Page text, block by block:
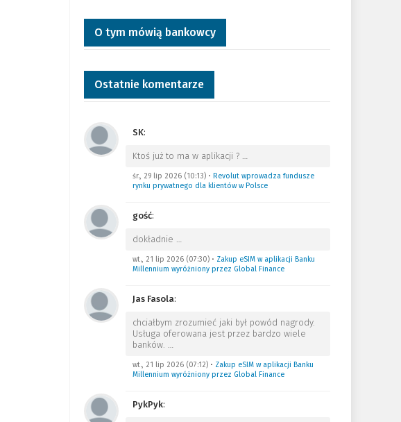
O tym mówią bankowcy
Ostatnie komentarze
SK:
Ktoś już to ma w aplikacji ? …
śr., 29 lip 2026 (10:13)• Revolut wprowadza fundusze
rynku prywatnego dla klientów w Polsce
gość:
dokładnie …
wt., 21 lip 2026 (07:30)• Zakup eSIM w aplikacji Banku
Millennium wyróżniony przez Global Finance
Jas Fasola:
chciałbym zrozumieć jaki był powód nagrody.
Usługa oferowana jest przez bardzo wiele
banków. …
wt., 21 lip 2026 (07:12)• Zakup eSIM w aplikacji Banku
Millennium wyróżniony przez Global Finance
PykPyk: